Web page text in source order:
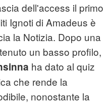
dell'access il primo
Ignoti di Amadeus è
la Notizia. Dopo una
un basso profilo,
ha dato al quiz
che rende la
nonostante la